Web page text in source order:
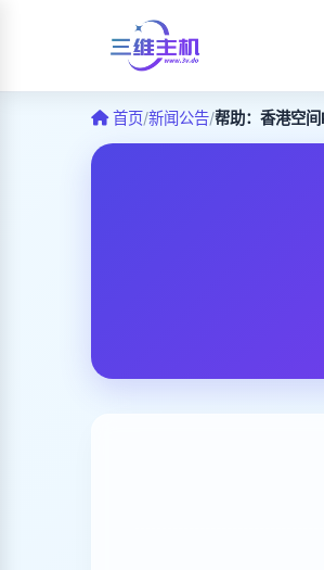
首页/新闻公告/帮助：香港空